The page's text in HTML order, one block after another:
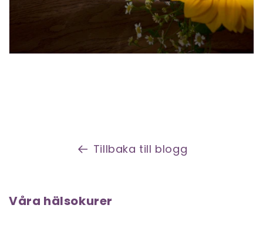
Tillbaka till blogg
Våra hälsokurer